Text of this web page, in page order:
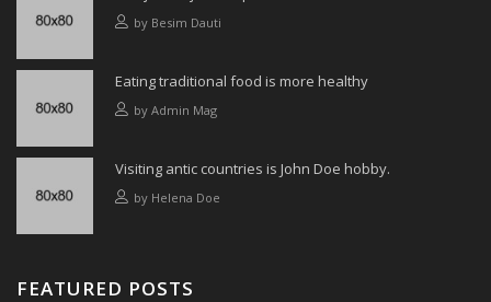
by Besim Dauti
Eating traditional food is more healthy
by Admin Mag
Visiting antic countries is John Doe hobby.
by Helena Doe
FEATURED POSTS